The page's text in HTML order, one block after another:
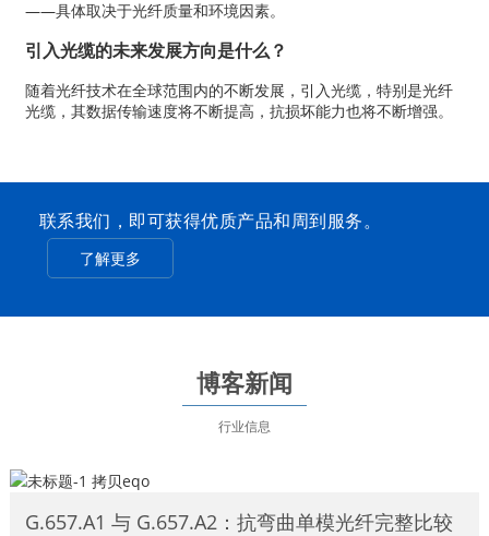
——具体取决于光纤质量和环境因素。
引入光缆的未来发展方向是什么？
随着光纤技术在全球范围内的不断发展，引入光缆，特别是光纤
光缆，其数据传输速度将不断提高，抗损坏能力也将不断增强。
联系我们，即可获得优质产品和周到服务。
了解更多
博客新闻
行业信息
G.657.A1 与 G.657.A2：抗弯曲单模光纤完整比较